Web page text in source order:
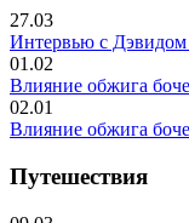
27.03
Интервью с Дэвидом
01.02
Влияние обжига
02.01
Влияние обжига
Путешествия